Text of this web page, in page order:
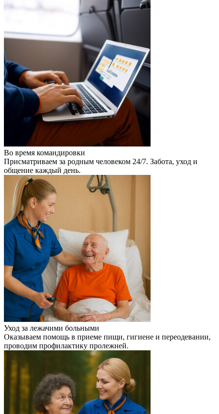
Во время командировки
Присматриваем за родным человеком 24/7. Забота, уход и
общение каждый день.
Уход за лежачими больными
Оказываем помощь в приеме пищи, гигиене и переодевании,
проводим профилактику пролежней.